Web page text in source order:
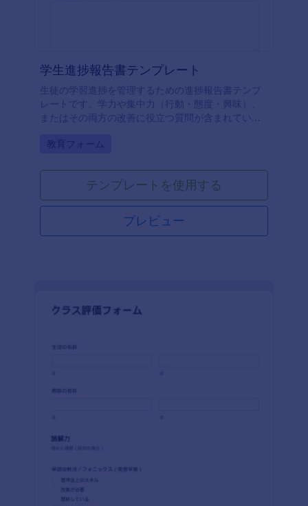
学生進捗報告書テンプレート
生徒の学習進捗を管理するための進捗報告書テンプ
レートです。学力や集中力（行動・態度・興味）、
またはその両方の改善に役立つ質問が含まれていま
Go to Category:
教育フォーム
テンプレートを使用する
プレビュー